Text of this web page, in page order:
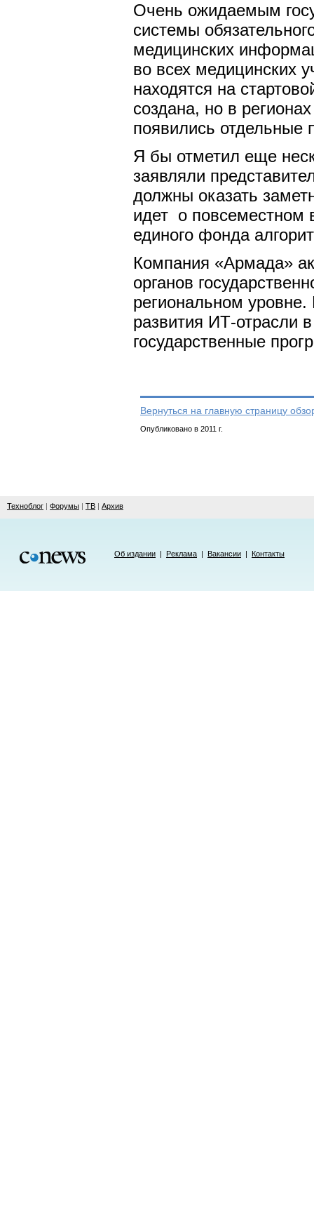
Очень ожидаемым
системы
медицинских
во всех медицинских
находятся на
создана, но в
появились отдельные
Я бы отметил еще
заявляли
должны оказать
идет о повсеместном
единого фонда
Компания «Армада»
органов
региональном
развития ИТ-отрасли
государственные
Вернуться на главную страницу
Опубликовано в 2011 г.
Техноблог | Форумы | ТВ | Архив
Об издании | Реклама | Вакансии | Контакты